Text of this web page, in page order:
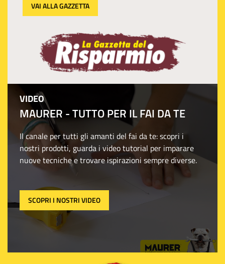
VAI ALLA GAZZETTA
VIDEO
MAURER - TUTTO PER IL FAI DA TE
Il canale per tutti gli amanti del fai da te: scopri i
nostri prodotti, guarda i video tutorial per imparare
nuove tecniche e trovare ispirazioni sempre diverse.
SCOPRI I NOSTRI VIDEO